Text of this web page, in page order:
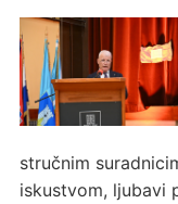
stručnim
iskustvom, ljubavi